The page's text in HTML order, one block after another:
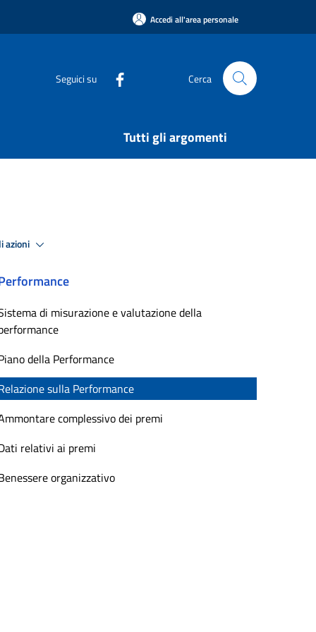
Accedi all'area personale
Seguici su Cerca
Tutti gli argomenti
azioni
di misurazione e valutazione della
della Performance
sulla Performance
complessivo dei premi
relativi ai premi
organizzativo